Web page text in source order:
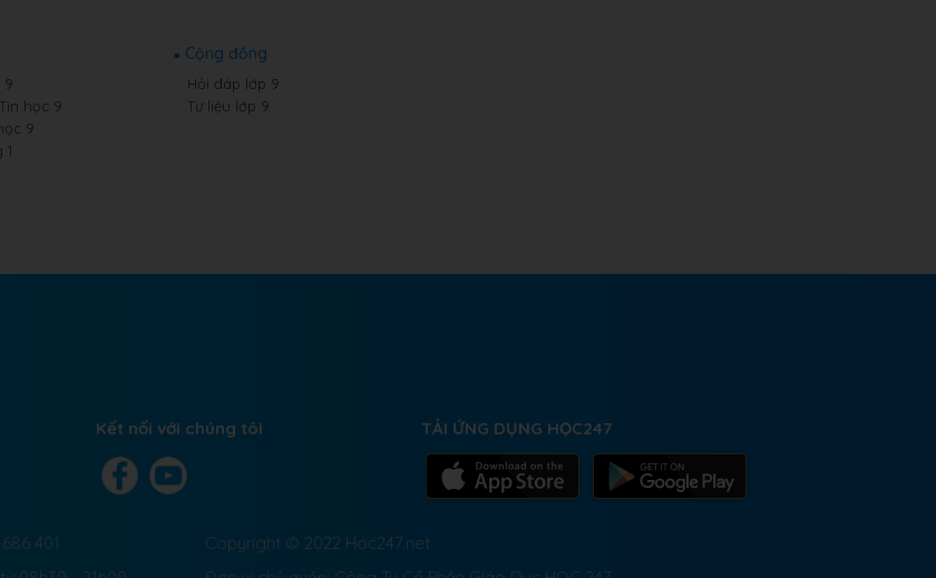
9
học 9
9
1
Cộng đồng
Hỏi đáp lớp 9
Tư liệu lớp 9
Kết nối với chúng tôi TẢI ỨNG DỤNG HỌC247
401
Copyright © 2022 Hoc247.net